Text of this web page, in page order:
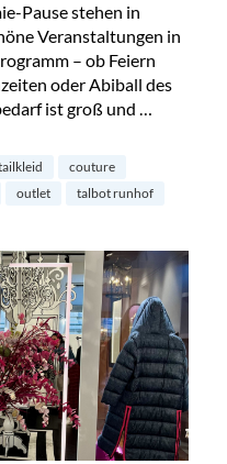
Pause stehen in
Veranstaltungen in
– ob Feiern
oder Abiball des
ist groß und …
couture
outlet talbot runhof